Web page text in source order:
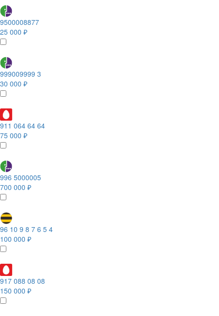
9500008877
25 000 ₽
999009999 3
30 000 ₽
911 064 64 64
75 000 ₽
996 5000005
700 000 ₽
96 10 9 8 7 6 5 4
100 000 ₽
917 088 08 08
150 000 ₽